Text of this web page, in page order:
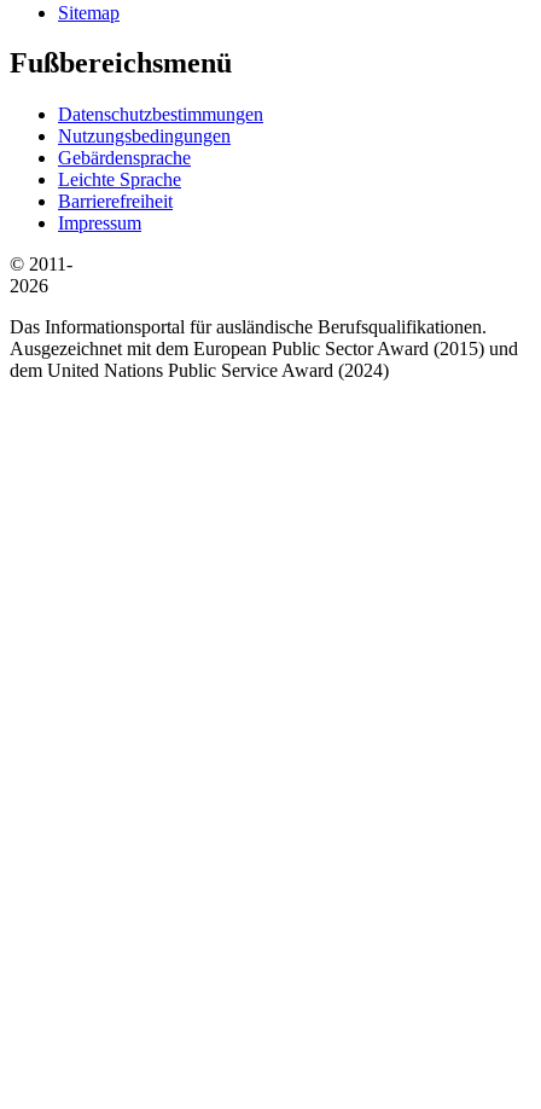
Sitemap
Fußbereichsmenü
Datenschutzbestimmungen
Nutzungsbedingungen
Gebärdensprache
Leichte Sprache
Barrierefreiheit
Impressum
© 2011-
2026
Das Informationsportal für ausländische Berufsqualifikationen.
Ausgezeichnet mit dem European Public Sector Award (2015) und
dem United Nations Public Service Award (2024)